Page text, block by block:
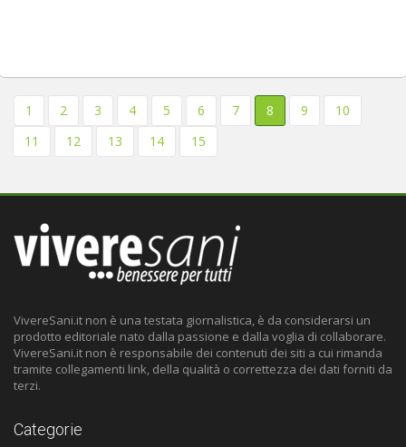
1 2 3 4 5 6 7 8 9
10
11
12 13 14 15
VivereSani.it non è una testata giornalistica, è da considerarsi un
prodotto editoriale nato dalla passione e dalla voglia di collaborare.
VivereSani.it non è responsabile dei contenuti dei siti a cui rimanda
tramite collegamenti link, della qualità o correttezza dei dati forniti da
terzi.
Categorie